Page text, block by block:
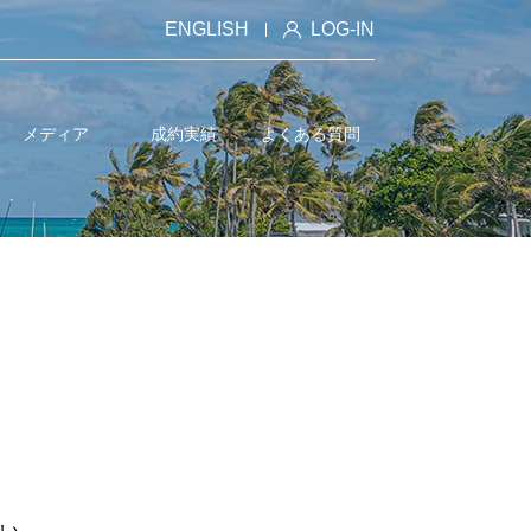
ENGLISH LOG-IN
メディア 成約実績 よくある質問